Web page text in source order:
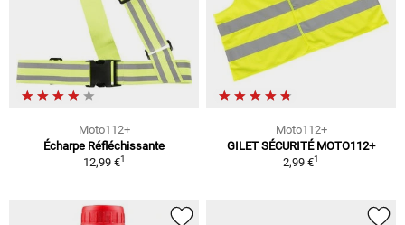
Moto112+
Écharpe Réfléchissante
12,99 €1
Moto112+
GILET SÉCURITÉ MOTO112+
2,99 €1